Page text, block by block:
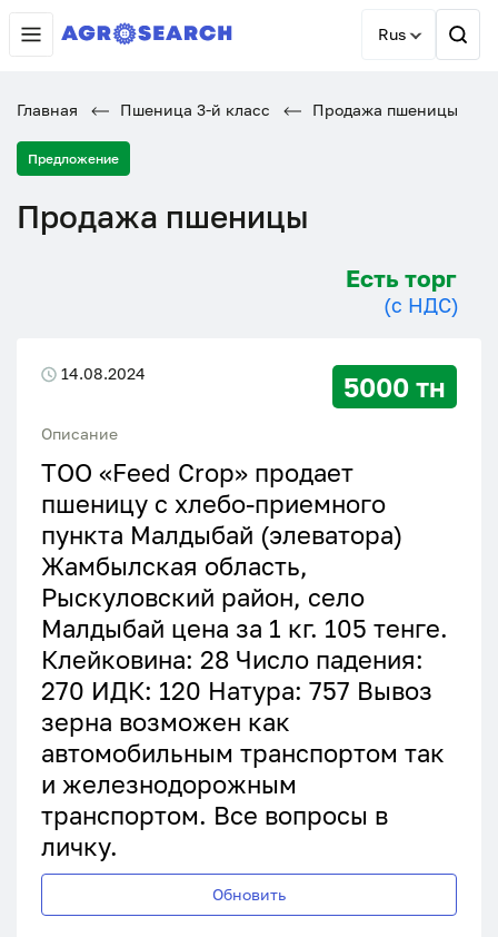
Rus
Главная Пшеница 3-й класс Продажа пшеницы
Предложение
Продажа пшеницы
Есть торг
(с НДС)
14.08.2024 5000 тн
Описание
ТОО «Feed Crop» продает
пшеницу с хлебо-приемного
пункта Малдыбай (элеватора)
Жамбылская область,
Рыскуловский район, село
Малдыбай цена за 1 кг. 105 тенге.
Клейковина: 28 Число падения:
270 ИДК: 120 Натура: 757 Вывоз
зерна возможен как
автомобильным транспортом так
и железнодорожным
транспортом. Все вопросы в
личку.
Обновить